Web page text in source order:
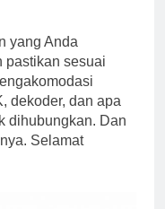
yang Anda
pastikan sesuai
dekoder, dan apa
dihubungkan. Dan
Selamat